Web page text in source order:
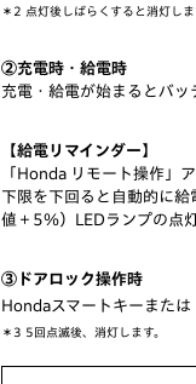
＊2 点灯後しばらくすると消灯しま
②充電時・給電時
充電・給電が始まるとバッ
【給電リマインダー】
「Honda リモート操作」
下限を下回ると自動的に
値＋5％）LEDランプの点
③ドアロック操作時
Hondaスマートキーまた
＊3 5回点滅後、消灯します。